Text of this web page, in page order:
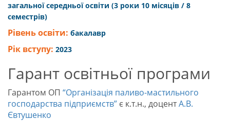
загальної середньої освіти (3 роки 10 місяців / 8
семестрів)
Рівень освіти: бакалавр
Рік вступу: 2023
Гарант освітньої програми
Гарантом ОП “Організація паливо-мастильного
господарства підприємств” є к.т.н., доцентА.В.
Євтушенко